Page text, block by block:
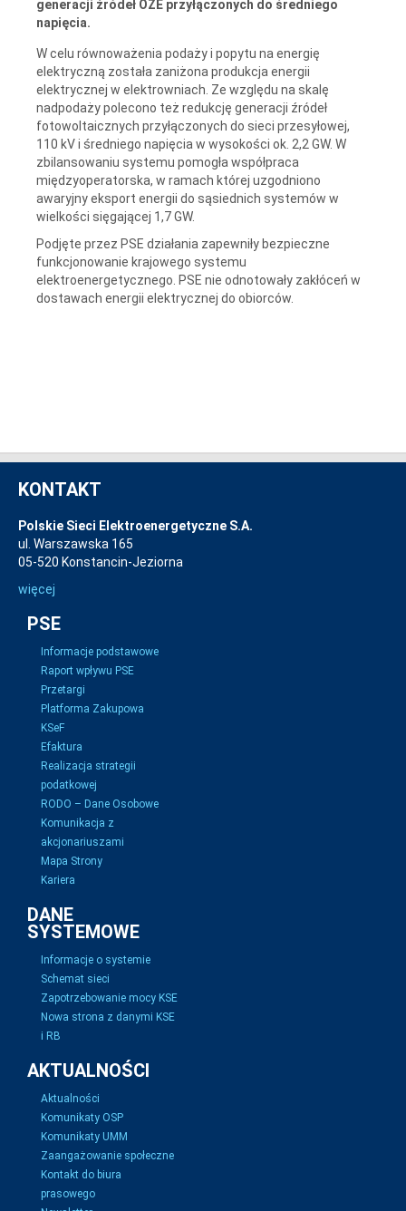
generacji źródeł OZE przyłączonych do średniego
napięcia.
W celu równoważenia podaży i popytu na energię
elektryczną została zaniżona produkcja energii
elektrycznej w elektrowniach. Ze względu na skalę
nadpodaży polecono też redukcję generacji źródeł
fotowoltaicznych przyłączonych do sieci przesyłowej,
110 kV i średniego napięcia w wysokości ok. 2,2 GW. W
zbilansowaniu systemu pomogła współpraca
międzyoperatorska, w ramach której uzgodniono
awaryjny eksport energii do sąsiednich systemów w
wielkości sięgającej 1,7 GW.
Podjęte przez PSE działania zapewniły bezpieczne
funkcjonowanie krajowego systemu
elektroenergetycznego. PSE nie odnotowały zakłóceń w
dostawach energii elektrycznej do obiorców.
KONTAKT
Polskie Sieci Elektroenergetyczne S.A.
ul. Warszawska 165
05-520 Konstancin-Jeziorna
więcej
PSE
Informacje podstawowe
Raport wpływu PSE
Przetargi
Platforma Zakupowa
KSeF
Efaktura
Realizacja strategii
podatkowej
RODO – Dane Osobowe
Komunikacja z
akcjonariuszami
Mapa Strony
Kariera
DANE
SYSTEMOWE
Informacje o systemie
Schemat sieci
Zapotrzebowanie mocy KSE
Nowa strona z danymi KSE
i RB
AKTUALNOŚCI
Aktualności
Komunikaty OSP
Komunikaty UMM
Zaangażowanie społeczne
Kontakt do biura
prasowego